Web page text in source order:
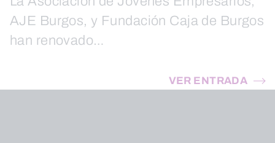
AJE Burgos, y Fundación Caja de Burgos
han renovado…
VER ENTRADA